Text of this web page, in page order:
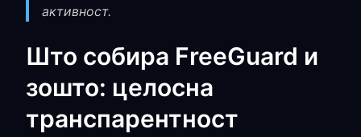
активност.
Што собира FreeGuard и
зошто: целосна
транспарентност